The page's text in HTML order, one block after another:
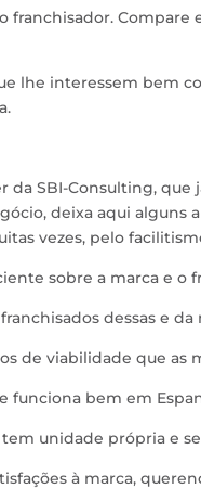
franchisador.
lhe interessem bem
da SBI-Consulting,
deixa aqui
vezes, pelo
sobre a marca e o
dessas e
de viabilidade que as
funciona bem em
unidade própria e
à marca,